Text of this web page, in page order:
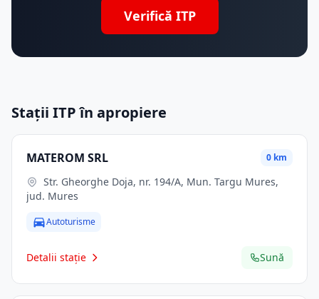
Verifică ITP
Stații ITP în apropiere
MATEROM SRL 0 km
jud. Mures
Autoturisme
Detalii stație Sună